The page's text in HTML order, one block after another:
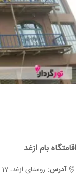
اقامتگاه بام ازغد
آدرس: